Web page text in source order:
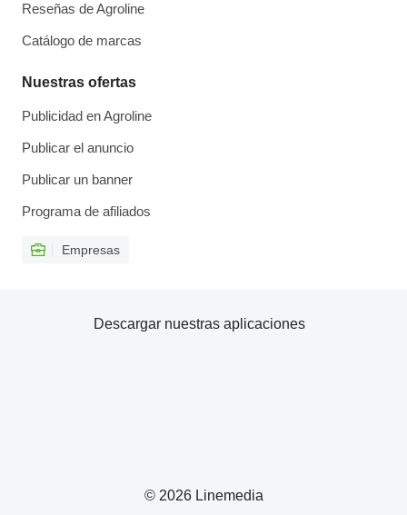
Reseñas de Agroline
Catálogo de marcas
Nuestras ofertas
Publicidad en Agroline
Publicar el anuncio
Publicar un banner
Programa de afiliados
Empresas
© 2026 Linemedia
Descargar nuestras aplicaciones